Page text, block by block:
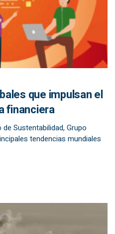
que impulsan el
financiera
Sustentabilidad, Grupo
tendencias mundiales